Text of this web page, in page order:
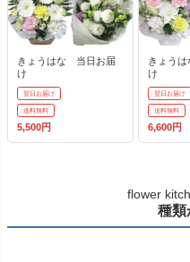
きょうはな 当日お届
け
翌日お届け
送料無料
5,500円
きょう
け
翌日お届け
送料無料
6,600円
flower
種類